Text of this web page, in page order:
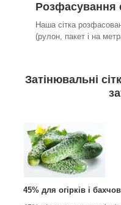
Розфасування
Наша сітка
(рулон, пакет і на
Затінювальні
45% для огірків і